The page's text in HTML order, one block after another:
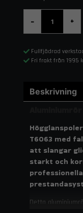
- +
Fullfjädrad
Fri frakt från 1995
Beskrivning
T6063 med
att slangar
starkt och
Detta